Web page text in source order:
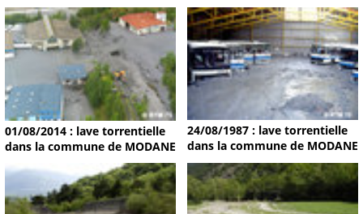
01/08/2014 : lave torrentielle
dans la commune de MODANE
24/08/1987 : lave torrentielle
dans la commune de MODANE